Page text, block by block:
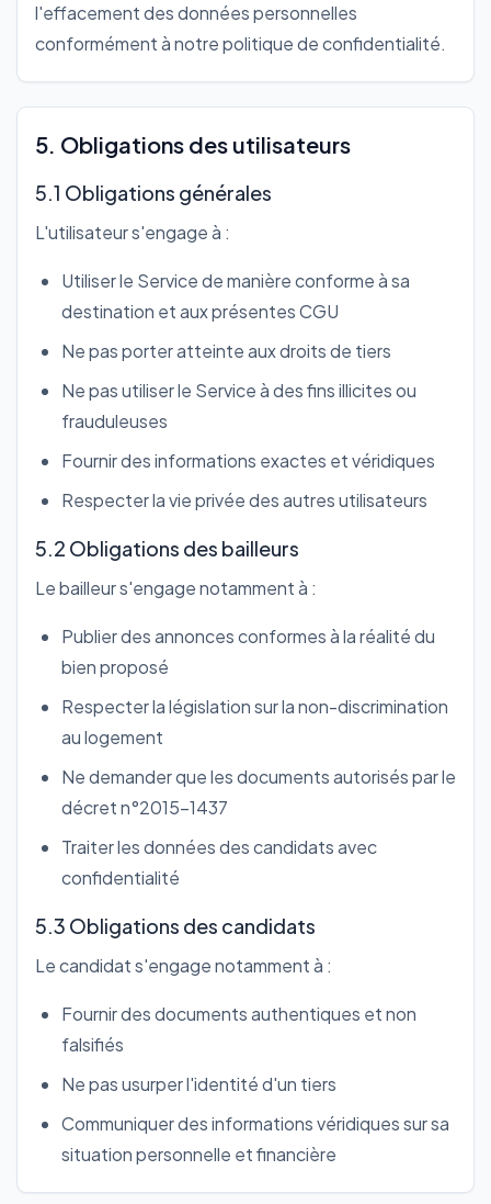
l'effacement des données personnelles
conformément à notre politique de confidentialité.
5. Obligations des utilisateurs
5.1 Obligations générales
L'utilisateur s'engage à :
Utiliser le Service de manière conforme à sa
destination et aux présentes CGU
Ne pas porter atteinte aux droits de tiers
Ne pas utiliser le Service à des fins illicites ou
frauduleuses
Fournir des informations exactes et véridiques
Respecter la vie privée des autres utilisateurs
5.2 Obligations des bailleurs
Le bailleur s'engage notamment à :
Publier des annonces conformes à la réalité du
bien proposé
Respecter la législation sur la non-discrimination
au logement
Ne demander que les documents autorisés par le
décret n°2015-1437
Traiter les données des candidats avec
confidentialité
5.3 Obligations des candidats
Le candidat s'engage notamment à :
Fournir des documents authentiques et non
falsifiés
Ne pas usurper l'identité d'un tiers
Communiquer des informations véridiques sur sa
situation personnelle et financière